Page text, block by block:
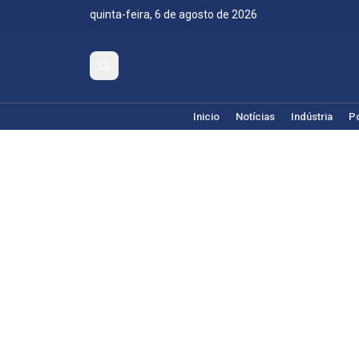
quinta-feira, 6 de agosto de 2026
Inicio Notícias Indústria